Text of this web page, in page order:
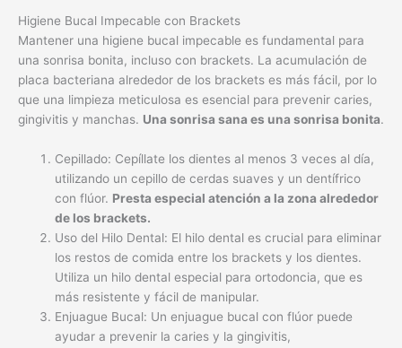
Higiene Bucal Impecable con Brackets
Mantener una higiene bucal impecable es fundamental para
una sonrisa bonita, incluso con brackets. La acumulación de
placa bacteriana alrededor de los brackets es más fácil, por lo
que una limpieza meticulosa es esencial para prevenir caries,
gingivitis y manchas. Una sonrisa sana es una sonrisa bonita.
Cepillado: Cepíllate los dientes al menos 3 veces al día,
utilizando un cepillo de cerdas suaves y un dentífrico
con flúor. Presta especial atención a la zona alrededor
de los brackets.
Uso del Hilo Dental: El hilo dental es crucial para eliminar
los restos de comida entre los brackets y los dientes.
Utiliza un hilo dental especial para ortodoncia, que es
más resistente y fácil de manipular.
Enjuague Bucal: Un enjuague bucal con flúor puede
ayudar a prevenir la caries y la gingivitis,